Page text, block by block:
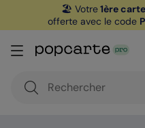
🏖️ Votre1ère
offerte avec le code